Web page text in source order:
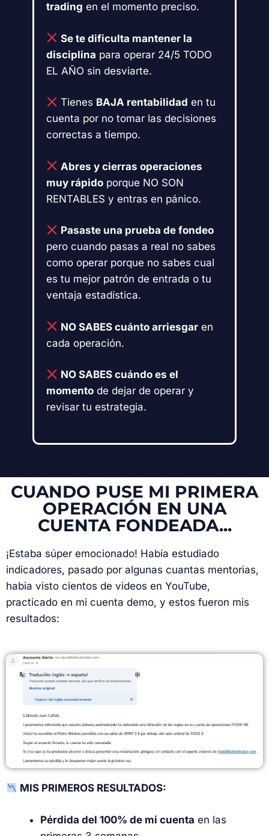
trading en el momento preciso.
Se te dificulta mantener la
disciplina para operar 24/5 TODO
EL AÑO sin desviarte.
Tienes BAJA rentabilidad en tu
cuenta por no tomar las decisiones
correctas a tiempo.
Abres y cierras operaciones
muy rápido porque NO SON
RENTABLES y entras en pánico.
Pasaste una prueba de fondeo
pero cuando pasas a real no sabes
como operar porque no sabes cual
es tu mejor patrón de entrada o tu
ventaja estadística.
NO SABES cuánto arriesgar en
cada operación.
NO SABES cuándo es el
momento de dejar de operar y
revisar tu estrategia.
CUANDO PUSE MI PRIMERA
OPERACIÓN EN UNA
CUENTA FONDEADA...
¡Estaba súper emocionado! Había estudiado
indicadores, pasado por algunas cuantas mentorias,
habia visto cientos de videos en YouTube,
practicado en mi cuenta demo, y estos fueron mis
resultados:
MIS PRIMEROS RESULTADOS:
Pérdida del 100% de mi cuenta en las